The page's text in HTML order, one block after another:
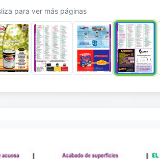
para ver más páginas